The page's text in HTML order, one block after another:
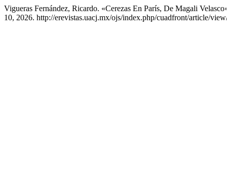
Vigueras Fernández, Ricardo. «Cerezas En París, De Magali
10, 2026. http://erevistas.uacj.mx/ojs/index.php/cuadfront/article/